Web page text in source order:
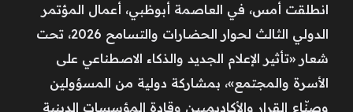
انطلقت أمس، في العاصمة أبوظبي، أعمال المؤتمر
الدولي الثالث لحوار الحضارات والتسامح 2026، تحت
شعار «تأثير الإعلام الجديد والذكاء الاصطناعي على
الأسرة والمجتمع»، بمشاركة دولية من المسؤولين
وصنّاع القرار والأكاديميين وقادة المؤسسات الدينية